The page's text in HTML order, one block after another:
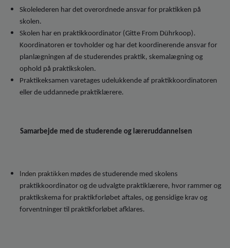
Skolelederen har det overordnede ansvar for praktikken på
skolen.
Skolen har en praktikkoordinator (Gitte From Dührkoop).
Koordinatoren er tovholder og har det koordinerende ansvar for
planlægningen af de studerendes praktik, skemalægning og
ophold på praktikskolen.
Praktikeksamen varetages udelukkende af praktikkoordinatoren
eller de uddannede praktiklærere.
Samarbejde med de studerende og læreruddannelsen
Inden praktikken mødes de studerende med skolens
praktikkoordinator og de udvalgte praktiklærere, hvor rammer og
praktikskema for praktikforløbet aftales, og gensidige krav og
forventninger til praktikforløbet afklares.